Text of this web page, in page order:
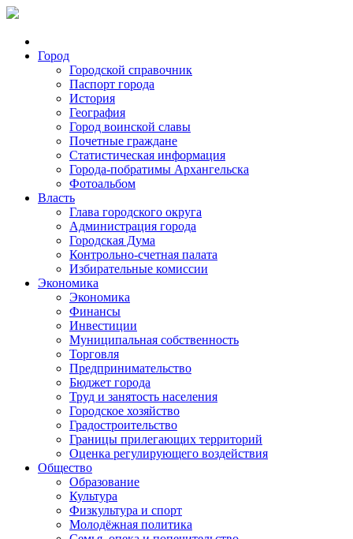
Город
Городской справочник
Паспорт города
История
География
Город воинской славы
Почетные граждане
Статистическая информация
Города-побратимы Архангельска
Фотоальбом
Власть
Глава городского округа
Администрация города
Городская Дума
Контрольно-счетная палата
Избирательные комиссии
Экономика
Экономика
Финансы
Инвестиции
Муниципальная собственность
Торговля
Предпринимательство
Бюджет города
Труд и занятость населения
Городское хозяйство
Градостроительство
Границы прилегающих территорий
Оценка регулирующего воздействия
Общество
Образование
Культура
Физкультура и спорт
Молодёжная политика